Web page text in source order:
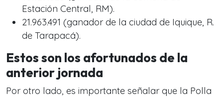
Estación Central, RM).
21.963.491 (ganador de la ciudad de Iquique, R.
de Tarapacá).
Estos son los afortunados de la
anterior jornada
Por otro lado, es importante señalar que la Polla